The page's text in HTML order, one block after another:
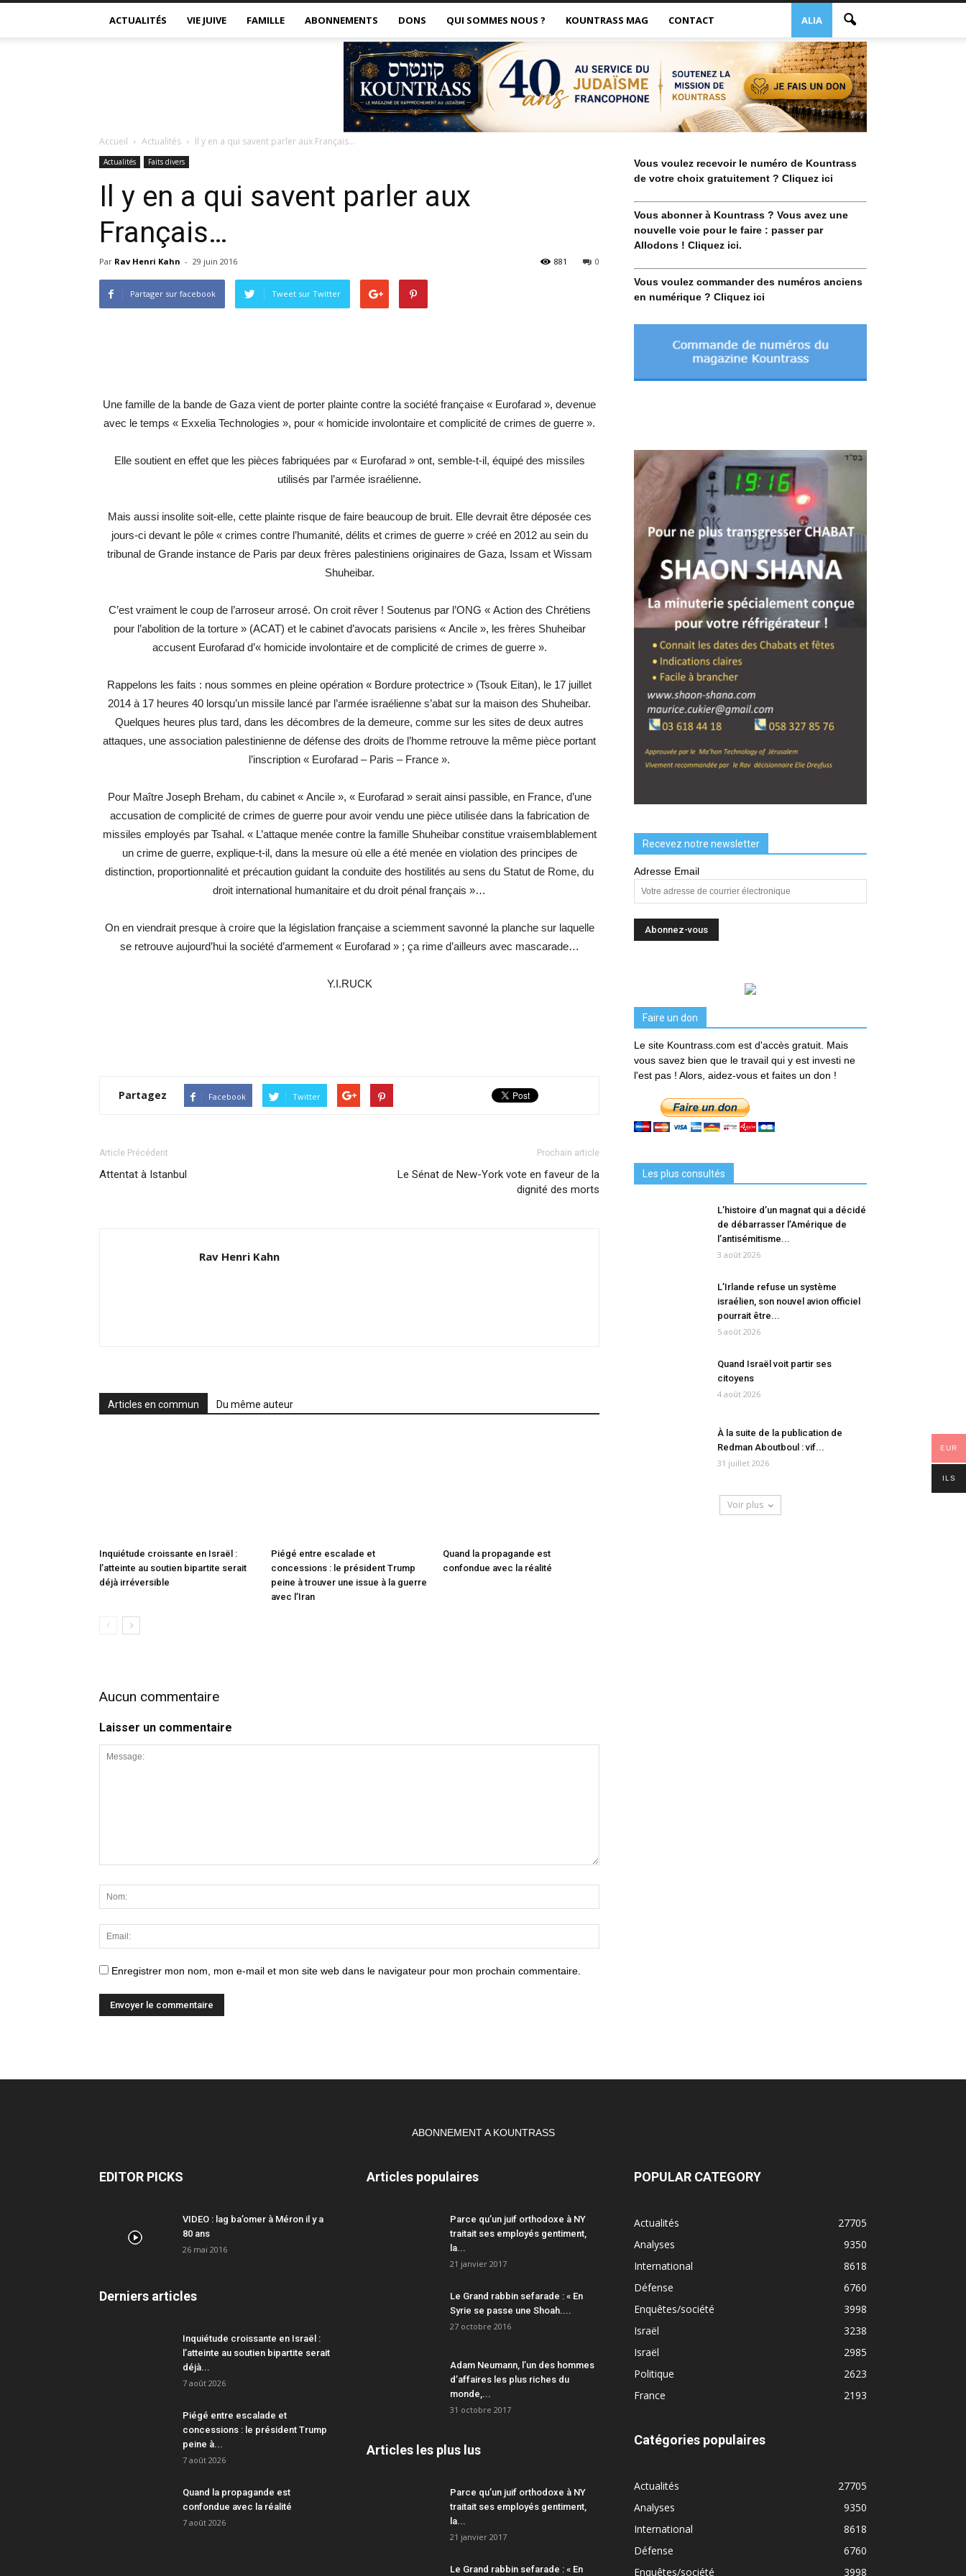
ACTUALITÉS VIE JUIVE FAMILLE ABONNEMENTS DONS ALIA
QUI SOMMES NOUS ? KOUNTRASS MAG CONTACT
Accueil Actualités Il y en a qui savent parler aux Français…
Actualités Faits divers
Il y en a qui savent parler aux
Français…
Par Rav Henri Kahn - 29 juin 2016 0
881
Partager sur facebook Tweet sur Twitter
Une famille de la bande de Gaza vient de porter plainte contre la société française « Eurofarad », devenue
avec le temps « Exxelia Technologies », pour « homicide involontaire et complicité de crimes de guerre ».
Elle soutient en effet que les pièces fabriquées par « Eurofarad » ont, semble-t-il, équipé des missiles
utilisés par l’armée israélienne.
Mais aussi insolite soit-elle, cette plainte risque de faire beaucoup de bruit. Elle devrait être déposée ces
jours-ci devant le pôle « crimes contre l’humanité, délits et crimes de guerre » créé en 2012 au sein du
tribunal de Grande instance de Paris par deux frères palestiniens originaires de Gaza, Issam et Wissam
Shuheibar.
C’est vraiment le coup de l’arroseur arrosé. On croit rêver ! Soutenus par l’ONG « Action des Chrétiens
pour l’abolition de la torture » (ACAT) et le cabinet d’avocats parisiens « Ancile », les frères Shuheibar
accusent Eurofarad d’« homicide involontaire et de complicité de crimes de guerre ».
Rappelons les faits : nous sommes en pleine opération « Bordure protectrice » (Tsouk Eitan), le 17 juillet
2014 à 17 heures 40 lorsqu’un missile lancé par l’armée israélienne s’abat sur la maison des Shuheibar.
Quelques heures plus tard, dans les décombres de la demeure, comme sur les sites de deux autres
attaques, une association palestinienne de défense des droits de l’homme retrouve la même pièce portant
l’inscription « Eurofarad – Paris – France ».
Pour Maître Joseph Breham, du cabinet « Ancile », « Eurofarad » serait ainsi passible, en France, d’une
accusation de complicité de crimes de guerre pour avoir vendu une pièce utilisée dans la fabrication de
missiles employés par Tsahal. « L’attaque menée contre la famille Shuheibar constitue vraisemblablement
un crime de guerre, explique-t-il, dans la mesure où elle a été menée en violation des principes de
distinction, proportionnalité et précaution guidant la conduite des hostilités au sens du Statut de Rome, du
droit international humanitaire et du droit pénal français »…
On en viendrait presque à croire que la législation française a sciemment savonné la planche sur laquelle
se retrouve aujourd’hui la société d’armement « Eurofarad » ; ça rime d’ailleurs avec mascarade…
Y.I.RUCK
Partagez Facebook Twitter
Article Précédent
Attentat à Istanbul
Prochain article
Le Sénat de New-York vote en faveur de la
dignité des morts
Rav Henri Kahn
Articles en commun Du même auteur
Inquiétude croissante en Israël :
l’atteinte au soutien bipartite serait
déjà irréversible
Piégé entre escalade et
concessions : le président Trump
peine à trouver une issue à la guerre
avec l’Iran
Quand la propagande est
confondue avec la réalité
Aucun commentaire
Laisser un commentaire
Enregistrer mon nom, mon e-mail et mon site web dans le navigateur pour mon prochain commentaire.
Vous voulez recevoir le numéro de Kountrass
de votre choix gratuitement ? Cliquez ici
Vous abonner à Kountrass ? Vous avez une
nouvelle voie pour le faire : passer par
Allodons ! Cliquez ici.
Vous voulez commander des numéros anciens
en numérique ? Cliquez ici
Recevez notre newsletter
Adresse Email
Faire un don
Le site Kountrass.com est d'accès gratuit. Mais
vous savez bien que le travail qui y est investi ne
l'est pas ! Alors, aidez-vous et faites un don !
Les plus consultés
L’histoire d’un magnat qui a décidé
de débarrasser l’Amérique de
l’antisémitisme...
3 août 2026
L’Irlande refuse un système
israélien, son nouvel avion officiel
pourrait être...
5 août 2026
Quand Israël voit partir ses
citoyens
4 août 2026
À la suite de la publication de
Redman Aboutboul : vif...
31 juillet 2026
Voir plus
ABONNEMENT A KOUNTRASS
EDITOR PICKS
VIDEO : lag ba’omer à Méron il y a
80 ans
26 mai 2016
Derniers articles
Inquiétude croissante en Israël :
l’atteinte au soutien bipartite serait
déjà...
7 août 2026
Piégé entre escalade et
concessions : le président Trump
peine à...
7 août 2026
Quand la propagande est
confondue avec la réalité
7 août 2026
Articles populaires
Parce qu’un juif orthodoxe à NY
traitait ses employés gentiment,
la...
21 janvier 2017
Le Grand rabbin sefarade : « En
Syrie se passe une Shoah....
27 octobre 2016
Adam Neumann, l’un des hommes
d’affaires les plus riches du
monde,...
31 octobre 2017
Articles les plus lus
Parce qu’un juif orthodoxe à NY
traitait ses employés gentiment,
la...
21 janvier 2017
Le Grand rabbin sefarade : « En
POPULAR CATEGORY
Actualités
27705
Analyses
9350
International
8618
Défense
6760
Enquêtes/société
3998
Israël
3238
Israël
2985
Politique
2623
France
2193
Catégories populaires
Actualités
27705
Analyses
9350
International
8618
Défense
6760
Enquêtes/société
3998
EUR
ILS